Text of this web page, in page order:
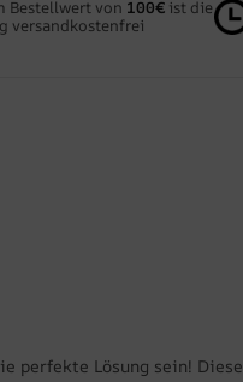
Bestellwert von 100€ ist die
versandkostenfrei
perfekte Lösung sein! Diese